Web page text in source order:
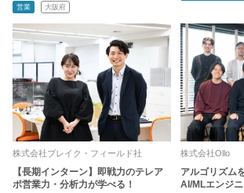
営業 大阪府
株式会社ブレイク・フィールド社
【長期インターン】即戦力のテレア
ポ営業力・分析力が学べる！
株式会社Ollo
アルゴリズム
AI/MLエンジニ